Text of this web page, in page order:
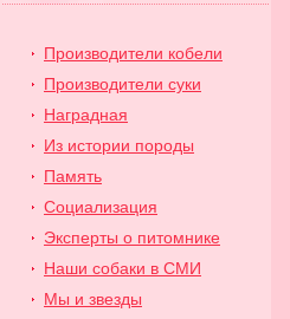
Производители кобели
Производители суки
Наградная
Из истории породы
Память
Cоциализация
Эксперты о питомнике
Наши собаки в СМИ
Мы и звезды